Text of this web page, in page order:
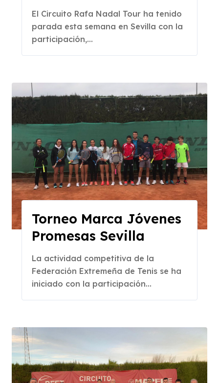
El Circuito Rafa Nadal Tour ha tenido
parada esta semana en Sevilla con la
participación,...
Torneo Marca Jóvenes
Promesas Sevilla
La actividad competitiva de la
Federación Extremeña de Tenis se ha
iniciado con la participación...